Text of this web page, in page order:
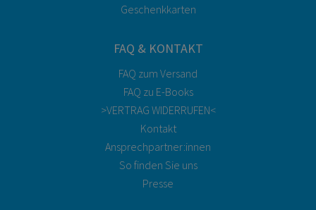
Geschenkkarten
FAQ & KONTAKT
FAQ zum Versand
FAQ zu E-Books
>VERTRAG WIDERRUFEN<
Kontakt
Ansprechpartner:innen
So finden Sie uns
Presse